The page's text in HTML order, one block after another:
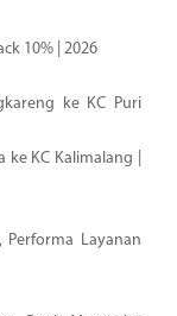
10% | 2026
ke KC Puri
KC Kalimalang |
Layanan